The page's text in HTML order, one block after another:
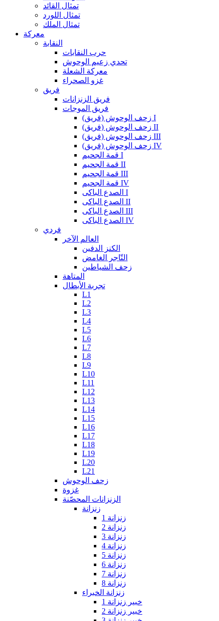
تمثال القائد
تمثال اللورد
تمثال الملك
معركة
النقابة
حرب النقابات
تحدي زعيم الوحوش
معركة الشعلة
غزو الصحراء
فريق
فريق الزنزانات
فريق الموجات
زحف الوحوش (فريق) I
زحف الوحوش (فريق) II
زحف الوحوش (فريق) III
زحف الوحوش (فريق) IV
قمة الجحيم I
قمة الجحيم II
قمة الجحيم III
قمة الجحيم IV
الصدع الباكى I
الصدع الباكى II
الصدع الباكى III
الصدع الباكى IV
فردي
العالم الآخر
الكنز الدفين
التّاجر الغامض
زحف الشياطين
المتاهة
تجربة الأبطال
L1
L2
L3
L4
L5
L6
L7
L8
L9
L10
L11
L12
L13
L14
L15
L16
L17
L18
L19
L20
L21
زحف الوحوش
غزوة
الزنزانات المحصّنة
زنزانة
زنزانة 1
زنزانة 2
زنزانة 3
زنزانة 4
زنزانة 5
زنزانة 6
زنزانة 7
زنزانة 8
زنزانة الخبراء
خبير زنزانة 1
خبير زنزانة 2